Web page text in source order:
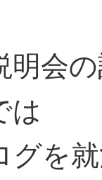
明会
は
を